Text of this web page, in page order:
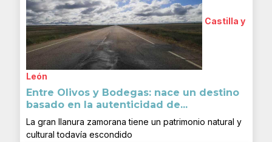
Castilla y
León
Entre Olivos y Bodegas: nace un destino
basado en la autenticidad de...
La gran llanura zamorana tiene un patrimonio natural y
cultural todavía escondido